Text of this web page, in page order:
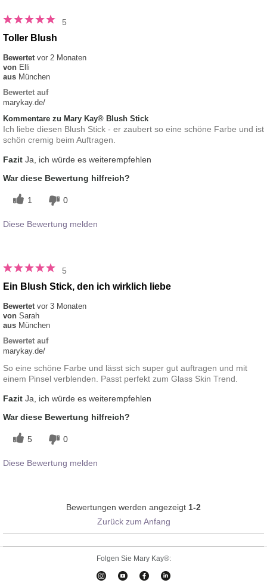
5
Toller Blush
Bewertet vor 2 Monaten
von Elli
aus München
Bewertet auf
marykay.de/
Kommentare zu Mary Kay® Blush Stick
Ich liebe diesen Blush Stick - er zaubert so eine schöne Farbe und ist
schön cremig beim Auftragen.
Fazit Ja, ich würde es weiterempfehlen
War diese Bewertung hilfreich?
1 0
Diese Bewertung melden
5
Ein Blush Stick, den ich wirklich liebe
Bewertet vor 3 Monaten
von Sarah
aus München
Bewertet auf
marykay.de/
So eine schöne Farbe und lässt sich super gut auftragen und mit
einem Pinsel verblenden. Passt perfekt zum Glass Skin Trend.
Fazit Ja, ich würde es weiterempfehlen
War diese Bewertung hilfreich?
5 0
Diese Bewertung melden
Bewertungen werden angezeigt 1-2
Zurück zum Anfang
Folgen Sie Mary Kay®: